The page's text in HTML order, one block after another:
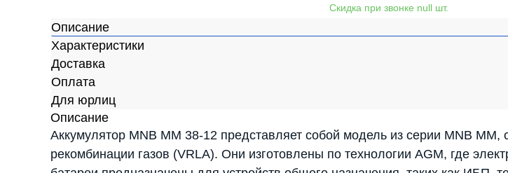
Описание
Характеристики
Доставка
Оплата
Для юрлиц
Описание
Аккумулятор MNB MM 38-12 представляет собой модель из серии MNB
рекомбинации газов (VRLA). Они изготовлены по технологии AGM, где